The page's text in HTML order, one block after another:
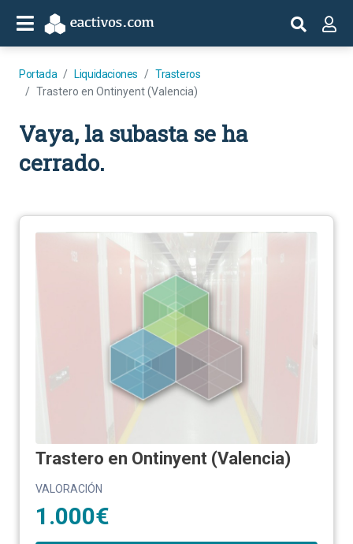
Portada Liquidaciones
Trasteros
Trastero en Ontinyent (Valencia)
Vaya, la subasta se ha
cerrado.
Trastero en Ontinyent (Valencia)
VALORACIÓN
1.000€